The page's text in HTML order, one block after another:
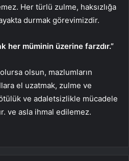
Her türlü zulme, haksızlığa
durmak görevimizdir.
her müminin üzerine farzdır.”
olsun, mazlumların
el uzatmak, zulme ve
ve adaletsizlikle mücadele
ve asla ihmal edilemez.